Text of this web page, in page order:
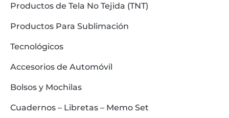
Productos de Tela No Tejida (TNT)
Productos Para Sublimación
Tecnológicos
Accesorios de Automóvil
Bolsos y Mochilas
Cuadernos – Libretas – Memo Set